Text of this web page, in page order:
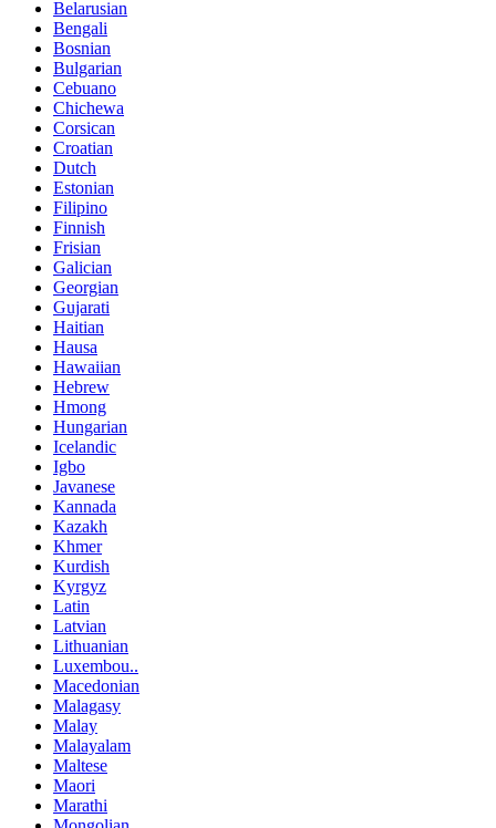
Belarusian
Bengali
Bosnian
Bulgarian
Cebuano
Chichewa
Corsican
Croatian
Dutch
Estonian
Filipino
Finnish
Frisian
Galician
Georgian
Gujarati
Haitian
Hausa
Hawaiian
Hebrew
Hmong
Hungarian
Icelandic
Igbo
Javanese
Kannada
Kazakh
Khmer
Kurdish
Kyrgyz
Latin
Latvian
Lithuanian
Luxembou..
Macedonian
Malagasy
Malay
Malayalam
Maltese
Maori
Marathi